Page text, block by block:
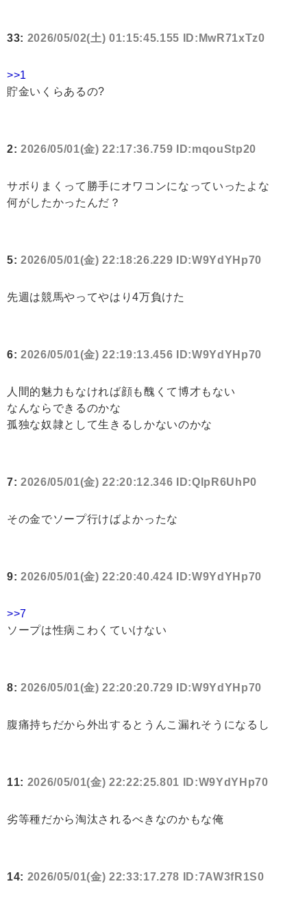
33: 2026/05/02(土) 01:15:45.155 ID:MwR71xTz0
>>1
貯金いくらあるの?
2: 2026/05/01(金) 22:17:36.759 ID:mqouStp20
サボりまくって勝手にオワコンになっていったよな
何がしたかったんだ？
5: 2026/05/01(金) 22:18:26.229 ID:W9YdYHp70
先週は競馬やってやはり4万負けた
6: 2026/05/01(金) 22:19:13.456 ID:W9YdYHp70
人間的魅力もなければ顔も醜くて博才もない
なんならできるのかな
孤独な奴隷として生きるしかないのかな
7: 2026/05/01(金) 22:20:12.346 ID:QIpR6UhP0
その金でソープ行けばよかったな
9: 2026/05/01(金) 22:20:40.424 ID:W9YdYHp70
>>7
ソープは性病こわくていけない
8: 2026/05/01(金) 22:20:20.729 ID:W9YdYHp70
腹痛持ちだから外出するとうんこ漏れそうになるし
11: 2026/05/01(金) 22:22:25.801 ID:W9YdYHp70
劣等種だから淘汰されるべきなのかもな俺
14: 2026/05/01(金) 22:33:17.278 ID:7AW3fR1S0